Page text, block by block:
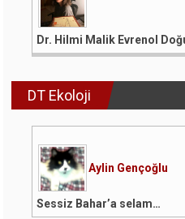
Dr. Hilmi Malik Evrenol
DT Ekoloji
Aylin Gençoğlu
Sessiz Bahar’a selam…